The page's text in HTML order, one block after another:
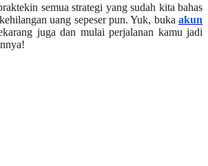
semua strategi yang sudah kita bahas
uang sepeser pun. Yuk, buka akun
juga dan mulai perjalanan kamu jadi